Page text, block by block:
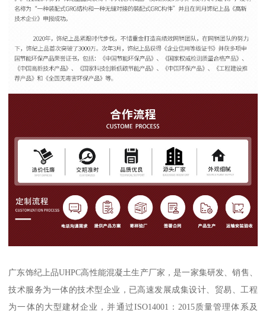
广东饰纪上品UHPC高性能混凝土生产厂家，是一家集研发、销售、
技术服务为一体的技术型企业，已高速发展成集设计、贸易、工程
为一体的大型建材企业，并通过ISO14001：2015质量管理体系及